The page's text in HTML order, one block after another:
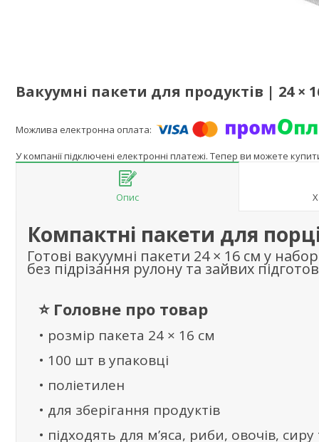
Вакуумні пакети для продуктів | 24
У компанії підключені електронні платежі. Тепер ви можете
Опис
Компактні пакети для
Готові вакуумні пакети 24 × 16 см у
без підрізання рулону та зайвих
⭐ Головне про товар
• розмір пакета 24 × 16 см
• 100 шт в упаковці
• поліетилен
• для зберігання продуктів
• підходять для м’яса, риби, овочів,